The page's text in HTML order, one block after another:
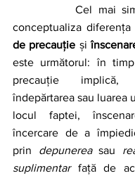
		Cel mai simplu mod de a
conceptualiza
de precauție și
este următorul: în
precauție
îndepărtarea sau luarea
locul faptei,
încercare de a
prin depunerea sau
suplimentar